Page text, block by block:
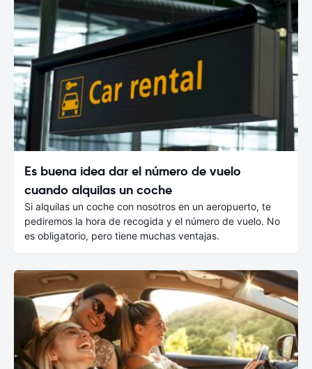
Es buena idea dar el número de vuelo
cuando alquilas un coche
Si alquilas un coche con nosotros en un aeropuerto, te
pediremos la hora de recogida y el número de vuelo. No
es obligatorio, pero tiene muchas ventajas.